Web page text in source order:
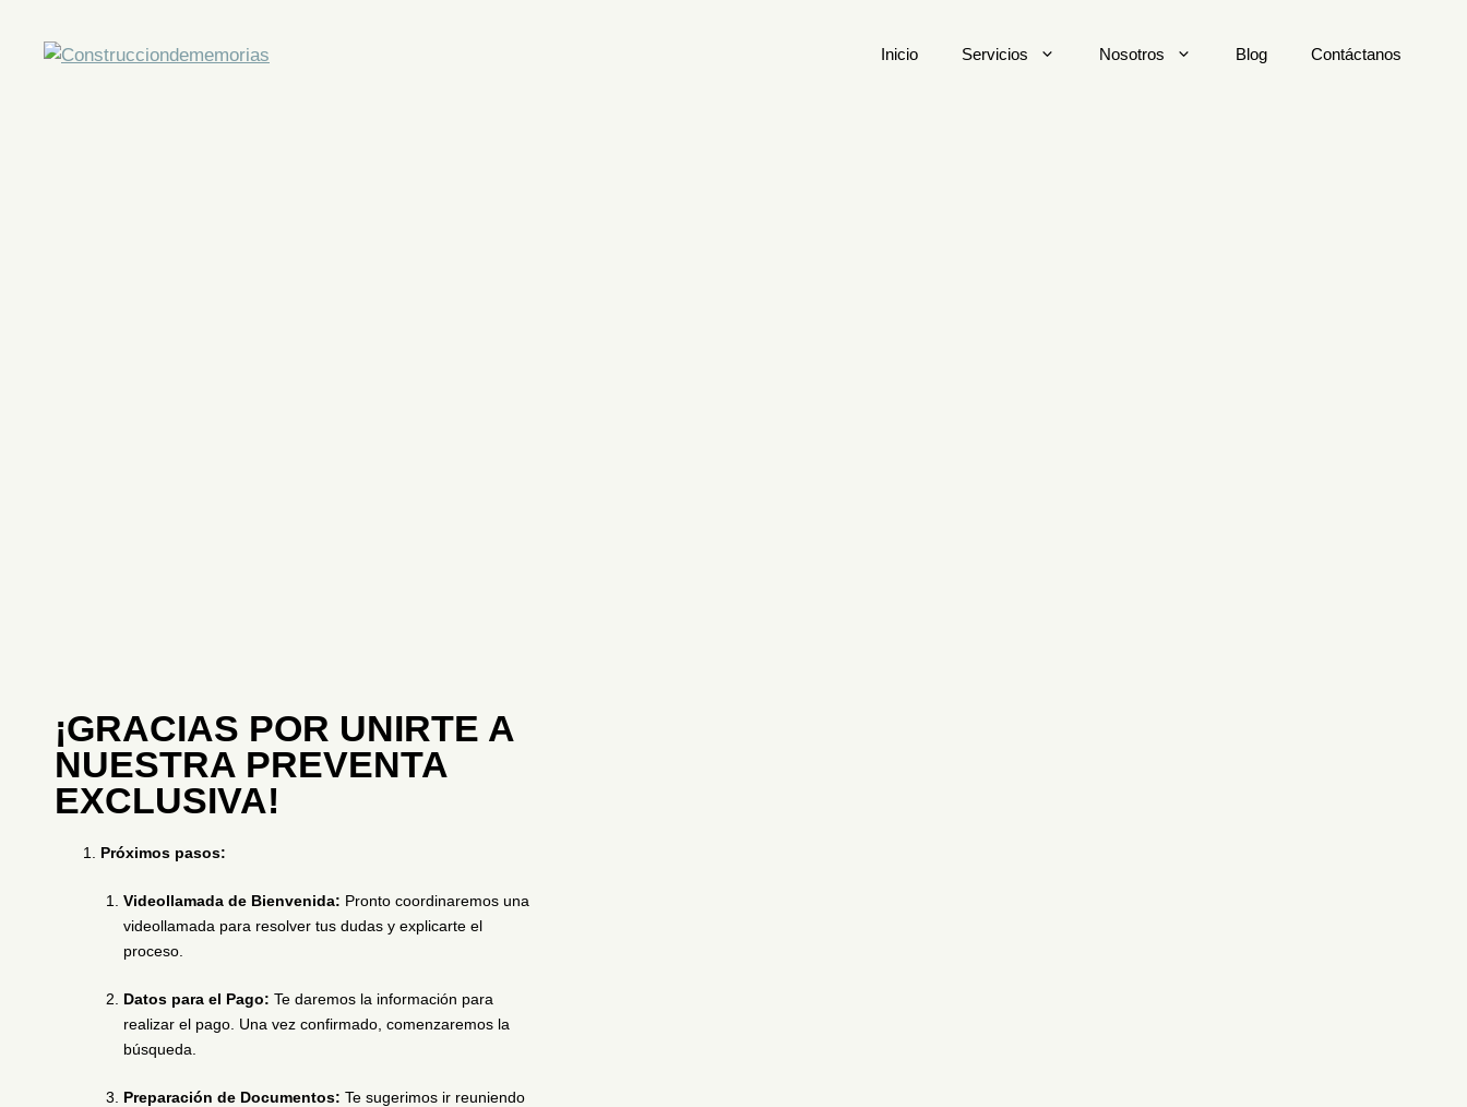
Inicio Servicios Nosotros Blog Contáctanos
¡GRACIAS POR UNIRTE A
NUESTRA PREVENTA
EXCLUSIVA!
Próximos pasos:
Videollamada de Bienvenida: Pronto coordinaremos una
videollamada para resolver tus dudas y explicarte el
proceso.
Datos para el Pago: Te daremos la información para
realizar el pago. Una vez confirmado, comenzaremos la
búsqueda.
Preparación de Documentos: Te sugerimos ir reuniendo